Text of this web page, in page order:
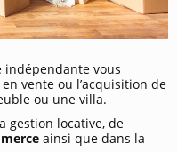
indépendante vous
vente ou l’acquisition de
ou une villa.
gestion locative, de
ainsi que dans la